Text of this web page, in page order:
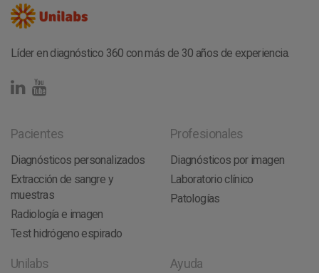
Líder en diagnóstico 360 con más de 30 años de experiencia.
Pacientes
Diagnósticos personalizados
Extracción de sangre y
muestras
Radiología e imagen
Test hidrógeno espirado
Profesionales
Diagnósticos por imagen
Laboratorio clínico
Patologías
Unilabs Ayuda